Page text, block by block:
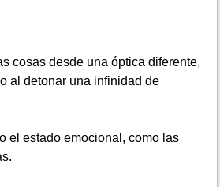
cosas desde una óptica diferente,
al detonar una infinidad de
el estado emocional, como las